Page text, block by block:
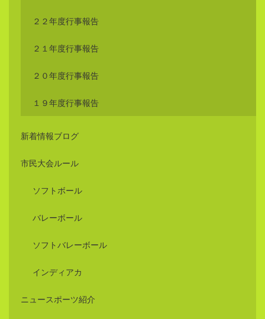
２２年度行事報告
２１年度行事報告
２０年度行事報告
１９年度行事報告
新着情報ブログ
市民大会ルール
ソフトボール
バレーボール
ソフトバレーボール
インディアカ
ニュースポーツ紹介